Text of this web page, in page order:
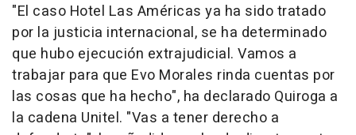
"El caso Hotel Las Américas ya ha sido tratado
por la justicia internacional, se ha determinado
que hubo ejecución extrajudicial. Vamos a
trabajar para que Evo Morales rinda cuentas por
las cosas que ha hecho", ha declarado Quiroga a
la cadena Unitel. "Vas a tener derecho a